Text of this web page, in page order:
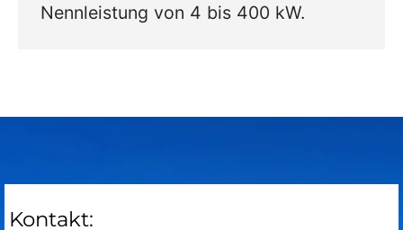
Nennleistung von 4 bis 400 kW.
Kontakt: